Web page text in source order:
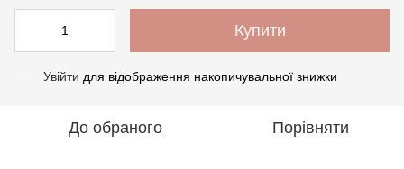
Купити
Увійти для відображення накопичувальної знижки
До обраного Порівняти